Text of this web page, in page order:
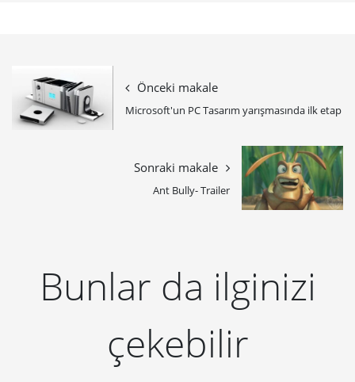
Önceki makale
Microsoft'un PC Tasarım yarışmasında ilk etap
Sonraki makale
Ant Bully- Trailer
Bunlar da ilginizi
çekebilir